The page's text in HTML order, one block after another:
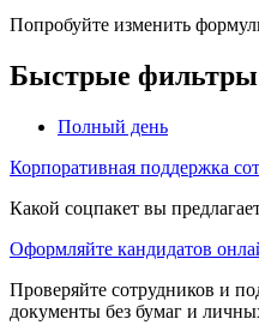
Попробуйте изменить
Быстрые фильтры
Полный день
Корпоративная поддержка
Какой соцпакет вы
Оформляйте кандидатов
Проверяйте сотрудников и
документы без бумаг и